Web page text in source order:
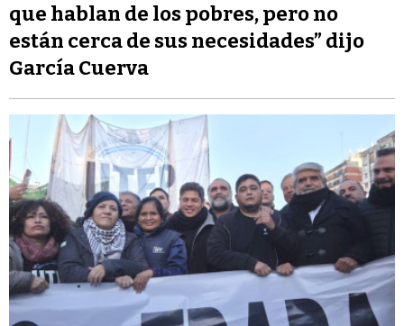
que hablan de los pobres, pero no
están cerca de sus necesidades” dijo
García Cuerva